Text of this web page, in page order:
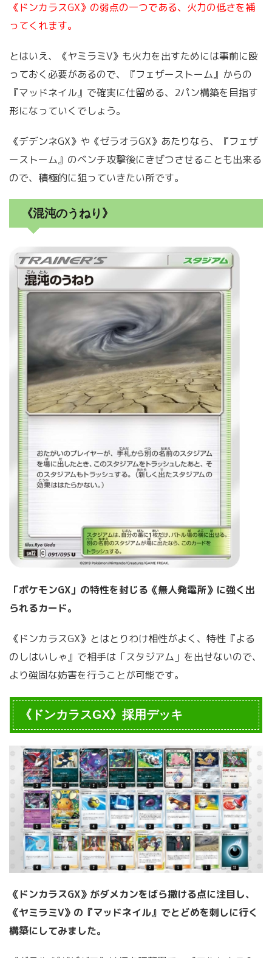
《ドンカラスGX》の弱点の一つである、火力の低さを補
ってくれます。
とはいえ、《ヤミラミV》も火力を出すためには事前に殴
っておく必要があるので、『フェザーストーム』からの
『マッドネイル』で確実に仕留める、2パン構築を目指す
形になっていくでしょう。
《デデンネGX》や《ゼラオラGX》あたりなら、『フェザ
ーストーム』のベンチ攻撃後にきぜつさせることも出来る
ので、積極的に狙っていきたい所です。
《混沌のうねり》
「ポケモンGX」の特性を封じる《無人発電所》に強く出
られるカード。
《ドンカラスGX》とはとりわけ相性がよく、特性『よる
のしはいしゃ』で相手は「スタジアム」を出せないので、
より強固な妨害を行うことが可能です。
《ドンカラスGX》採用デッキ
《ドンカラスGX》がダメカンをばら撒ける点に注目し、
《ヤミラミV》の『マッドネイル』でとどめを刺しに行く
構築にしてみました。